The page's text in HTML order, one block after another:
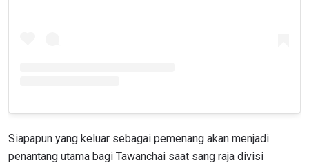
Siapapun yang keluar sebagai pemenang akan menjadi
penantang utama bagi Tawanchai saat sang raja divisi